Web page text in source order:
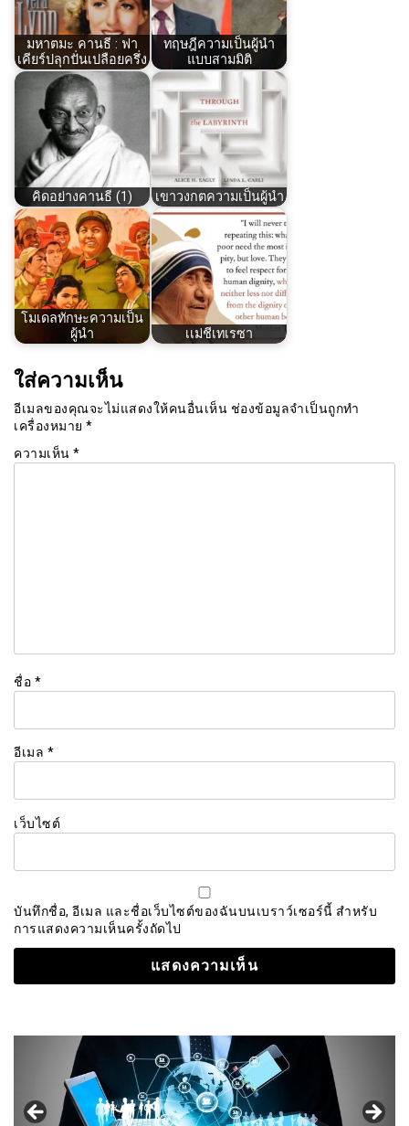
มหาตมะ คานธี : ฟา
เคียร์ปลุกปั่นเปลือยครึ่ง
ทฤษฎีความเป็นผู้นำ
แบบสามมิติ
คิดอย่างคานธี (1) เขาวงกตความเป็นผู้นำ
โมเดลทักษะความเป็น
ผู้นำ
เเม่ชีเทเรซา
ใส่ความเห็น
อีเมลของคุณจะไม่แสดงให้คนอื่นเห็น ช่องข้อมูลจำเป็นถูกทำ
เครื่องหมาย *
ความเห็น *
ชื่อ *
อีเมล *
เว็บไซต์
บันทึกชื่อ, อีเมล และชื่อเว็บไซต์ของฉันบนเบราว์เซอร์นี้ สำหรับ
การแสดงความเห็นครั้งถัดไป